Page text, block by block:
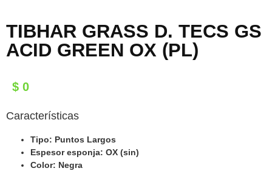
TIBHAR GRASS D. TECS GS
ACID GREEN OX (PL)
$ 0
Características
Tipo: Puntos Largos
Espesor esponja: OX (sin)
Color: Negra